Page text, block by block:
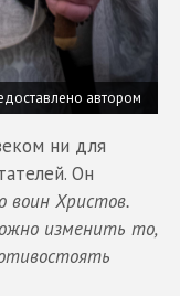
автором
ни для
Он
воин Христов.
изменить то,